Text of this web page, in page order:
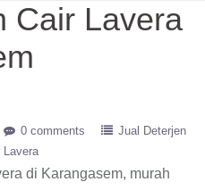
Cair Lavera
0 comments
Jual Deterjen
Lavera
di Karangasem, murah